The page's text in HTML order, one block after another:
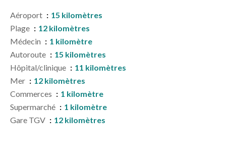
Aéroport
15 kilomètres
Plage
12 kilomètres
Médecin
1 kilomètre
Autoroute
15 kilomètres
Hôpital/clinique
11 kilomètres
Mer
12 kilomètres
Commerces
1 kilomètre
Supermarché
1 kilomètre
Gare TGV
12 kilomètres